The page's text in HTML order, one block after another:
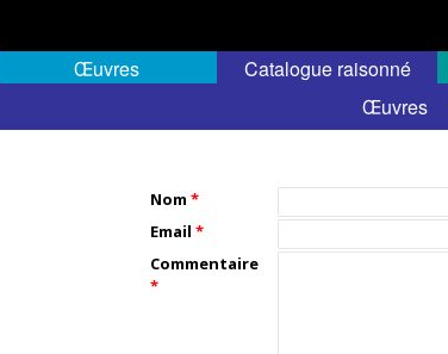
Œuvres
Catalogue raisonné
Œuvres
Nom
Email
Commentaire